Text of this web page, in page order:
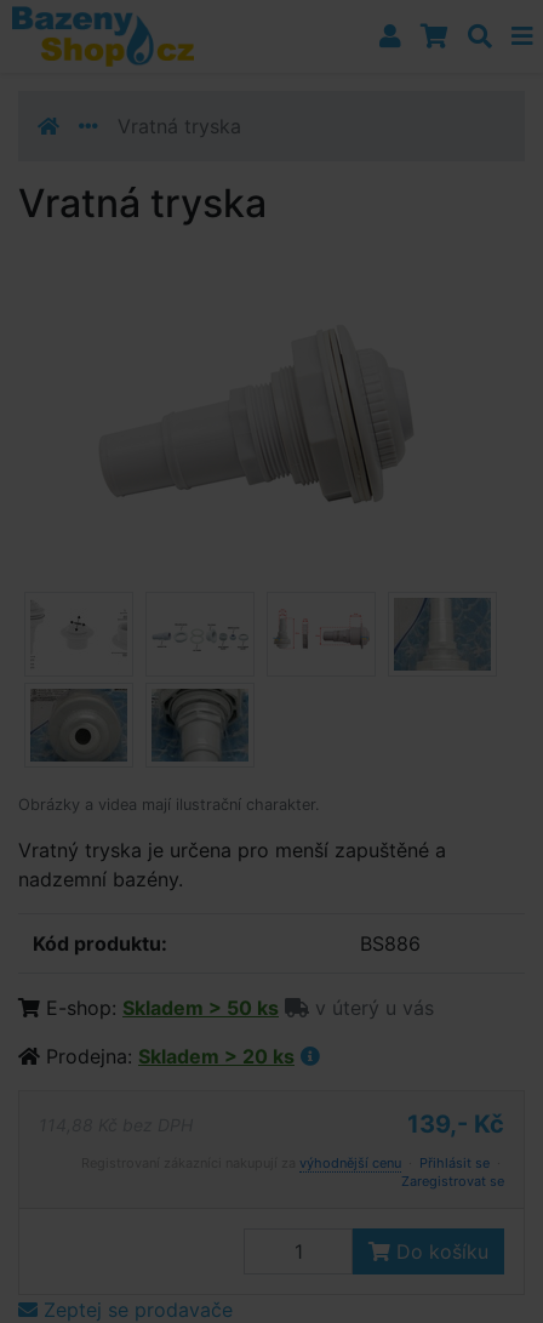
Přejít k navigaci
Přejít na obsah
Přejít k postrannímu sloupci
Vratná tryska
Vratná tryska
Obrázky a videa mají ilustrační charakter.
Vratný tryska je určena pro menší zapuštěné a
nadzemní bazény.
Kód produktu: BS886
E-shop: Skladem > 50 ks
v úterý u vás
Prodejna: Skladem > 20 ks
139,- Kč
výhodnější cenu Přihlásit se
Zaregistrovat se
Do košíku
Zeptej se prodavače